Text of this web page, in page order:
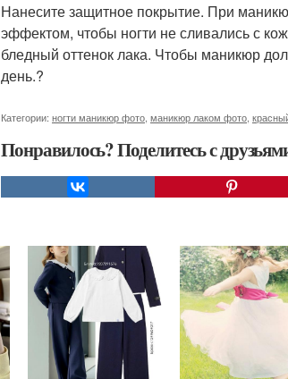
Нанесите защитное покрытие. При
эффектом, чтобы ногти не сливались с
бледный оттенок лака. Чтобы маникюр
день.?
Категории: ногти маникюр фото маникюр лаком фото
Понравилось? Поделитесь с